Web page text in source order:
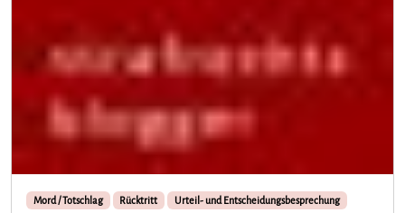
Mord / Totschlag Rücktritt Urteil- und Entscheidungsbesprechung